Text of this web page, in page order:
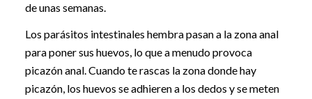
de unas semanas.
Los parásitos intestinales hembra pasan a la zona anal
para poner sus huevos, lo que a menudo provoca
picazón anal. Cuando te rascas la zona donde hay
picazón, los huevos se adhieren a los dedos y se meten